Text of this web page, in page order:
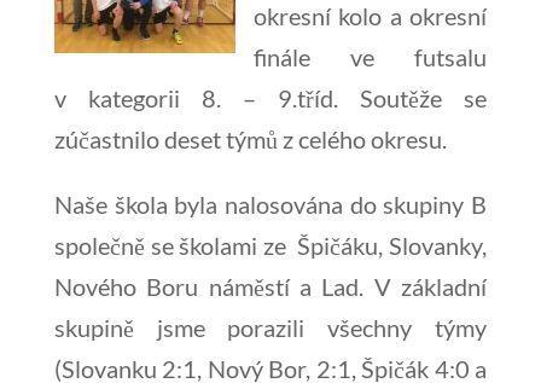
okresní kolo a okresní
finále ve futsalu
v kategorii 8. – 9.tříd. Soutěže se
zúčastnilo deset týmů z celého okresu.
Naše škola byla nalosována do skupiny B
společně se školami ze Špičáku, Slovanky,
Nového Boru náměstí a Lad. V základní
skupině jsme porazili všechny týmy
(Slovanku 2:1, Nový Bor, 2:1, Špičák 4:0 a